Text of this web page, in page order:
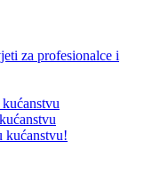
za profesionalce i
kućanstvu!